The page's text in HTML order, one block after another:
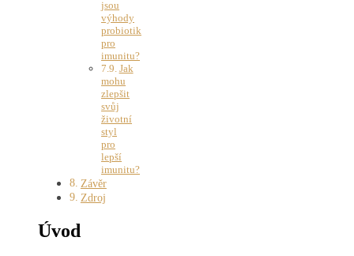
jsou
výhody
probiotik
pro
imunitu?
Jak
mohu
zlepšit
svůj
životní
styl
pro
lepší
imunitu?
Závěr
Zdroj
Úvod